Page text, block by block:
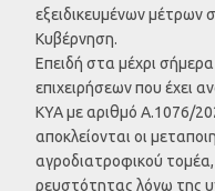
εξειδικευμένων μέτρων
Κυβέρνηση.
Επειδή στα μέχρι
επιχειρήσεων που έχει
ΚΥΑ με αριθμό Α.1076/
αποκλείονται οι
αγροδιατροφικού
ρευστότητας λόγω της